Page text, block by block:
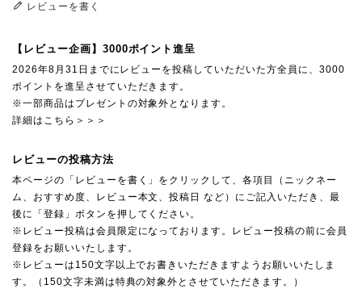
レビューを書く
【レビュー企画】3000ポイント進呈
2026年8月31日までにレビューを投稿していただいた方全員に、3000
ポイントを進呈させていただきます。
※一部商品はプレゼントの対象外となります。
詳細はこちら＞＞＞
レビューの投稿方法
本ページの「レビューを書く」をクリックして、各項目（ニックネー
ム、おすすめ度、レビュー本文、投稿日 など）にご記入いただき、最
後に「登録」ボタンを押してください。
※レビュー投稿は会員限定になっております。レビュー投稿の前に会員
登録をお願いいたします。
※レビューは150文字以上でお書きいただきますようお願いいたしま
す。（150文字未満は特典の対象外とさせていただきます。）